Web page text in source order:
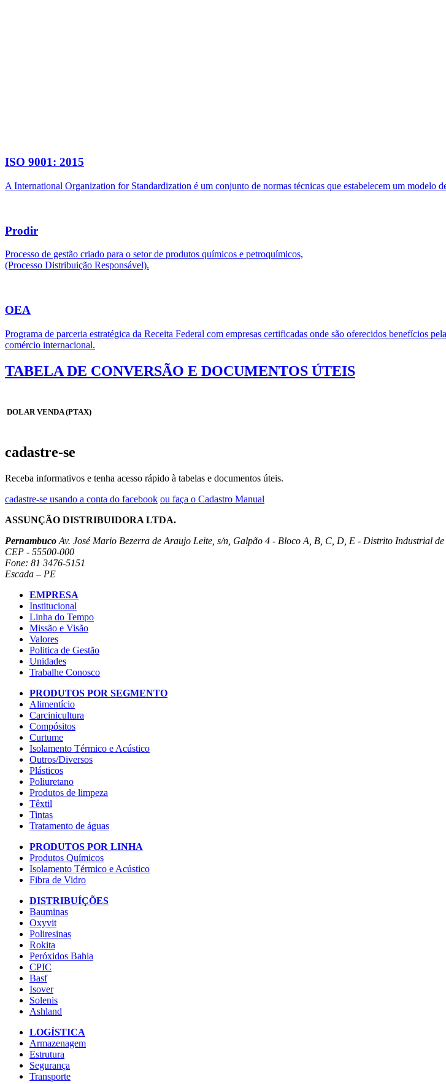
ISO 9001: 2015
A International Organization for Standardization é um conjunto de normas técnicas que estabelecem um modelo
Prodir
Processo de gestão criado para o setor de produtos químicos e petroquímicos,
(Processo Distribuição Responsável).
OEA
Programa de parceria estratégica da Receita Federal com empresas certificadas onde são oferecidos benefícios
comércio internacional.
TABELA DE CONVERSÃO E DOCUMENTOS ÚTEIS
DOLAR VENDA (PTAX)
cadastre-se
Receba informativos e tenha acesso rápido à tabelas e documentos úteis.
cadastre-se usando a conta do facebook ou faça o Cadastro Manual
ASSUNÇÃO DISTRIBUIDORA LTDA.
Pernambuco Av. José Mario Bezerra de Araujo Leite, s/n, Galpão 4 - Bloco A, B, C, D, E - Distrito Industrial de
CEP - 55500-000
Fone: 81 3476-5151
Escada – PE
EMPRESA
Institucional
Linha do Tempo
Missão e Visão
Valores
Politica de Gestão
Unidades
Trabalhe Conosco
PRODUTOS POR SEGMENTO
Alimentício
Carcinicultura
Compósitos
Curtume
Isolamento Térmico e Acústico
Outros/Diversos
Plásticos
Poliuretano
Produtos de limpeza
Têxtil
Tintas
Tratamento de águas
PRODUTOS POR LINHA
Produtos Químicos
Isolamento Térmico e Acústico
Fibra de Vidro
DISTRIBUÍÇÕES
Bauminas
Oxyvit
Poliresinas
Rokita
Peróxidos Bahia
CPIC
Basf
Isover
Solenis
Ashland
LOGÍSTICA
Armazenagem
Estrutura
Segurança
Transporte